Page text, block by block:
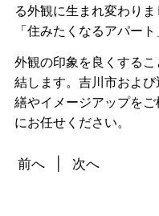
る外観に生まれ変わり
「住みたくなるアパー
外観の印象を良くする
結します。吉川市およ
繕やイメージアップを
にお任せください。
前へ 次へ